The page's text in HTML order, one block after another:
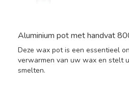
Aluminium pot met handvat
Deze wax pot is een essentieel
verwarmen van uw wax en stelt
smelten.